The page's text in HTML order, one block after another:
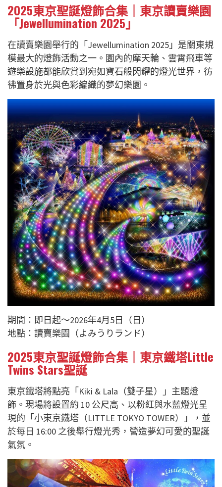
2025東京聖誕燈飾合集｜東京讀賣樂園
「Jewellumination 2025」
在讀賣樂園舉行的「Jewellumination 2025」是關東規
模最大的燈飾活動之一。園內的摩天輪、雲霄飛車等
遊樂設施都能欣賞到宛如寶石般閃耀的燈光世界，彷
彿置身於光與色彩編織的夢幻樂園。
期間：即日起～2026年4月5日（日）
地點：讀賣樂園（よみうりランド）
2025東京聖誕燈飾合集｜東京鐵塔Little
Twins Stars聖誕
東京鐵塔將點亮「Kiki & Lala（雙子星）」主題燈
飾。現場將設置約 10 公尺高、以粉紅與水藍燈光呈
現的「小東京鐵塔（LITTLE TOKYO TOWER）」，並
於每日 16:00 之後舉行燈光秀，營造夢幻可愛的聖誕
氣氛。